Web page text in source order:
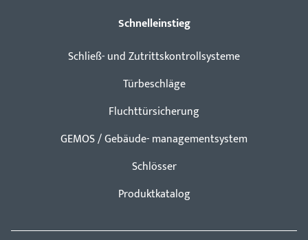
Schnelleinstieg
Schließ- und Zutrittskontrollsysteme
Türbeschläge
Fluchttürsicherung
GEMOS / Gebäude- managementsystem
Schlösser
Produktkatalog